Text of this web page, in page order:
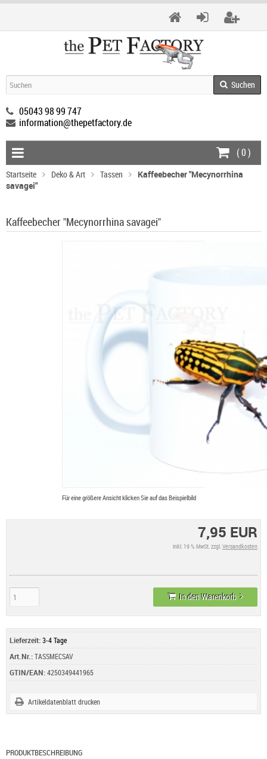
Suchen
05043 98 99 747
information@thepetfactory.de
(0)
Startseite Deko & Art Tassen
Kaffeebecher "Mecynorrhina
savagei"
Kaffeebecher "Mecynorrhina savagei"
Für eine größere Ansicht klicken Sie auf das Beispielbild
7,95 EUR
inkl. 19 % MwSt. zzgl.Versandkosten
In den Warenkorb
Lieferzeit:3-4 Tage
Art.Nr.:TASSMECSAV
GTIN/EAN:4250349441965
Artikeldatenblatt drucken
PRODUKTBESCHREIBUNG